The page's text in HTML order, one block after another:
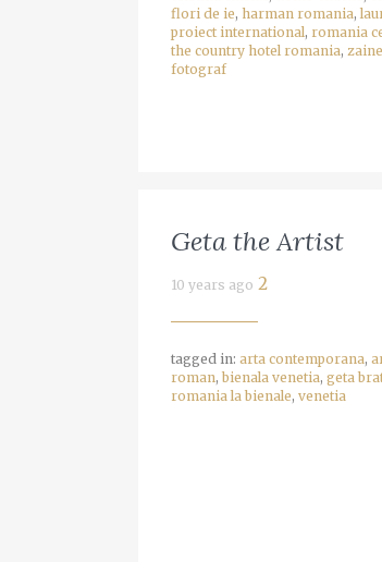
cardamom,
scortisoara si
flori de ie, harman romania,
proiect international, romania
the country hotel romania,
fotograf
Geta the Artist
10 years ago 2
tagged in: arta contemporana,
roman, bienala venetia, geta
romania la bienale, venetia